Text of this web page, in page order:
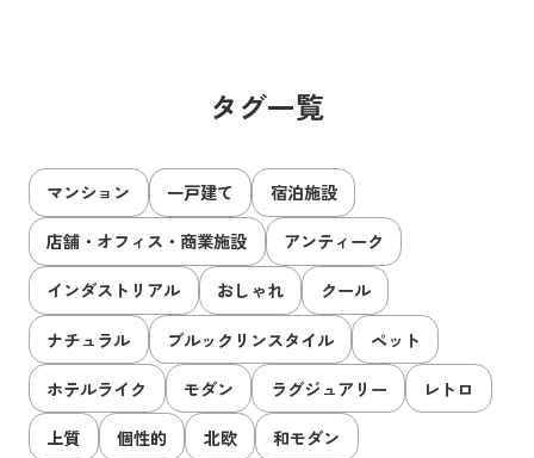
タグ一覧
マンション 一戸建て
宿泊施設
店舗・オフィス・商業施設
アンティーク
インダストリアル
おしゃれ
クール
ナチュラル
ブルックリンスタイル
ペット
ホテルライク
モダン ラグジュアリー
レトロ
上質
個性的 北欧
和モダン